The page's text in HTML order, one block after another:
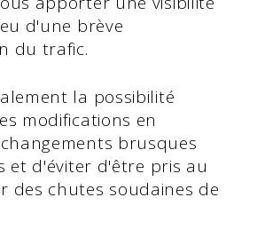
d'une brève
du trafic.
la possibilité
modifications en
brusques
et d'éviter d'être pris au
des chutes soudaines de